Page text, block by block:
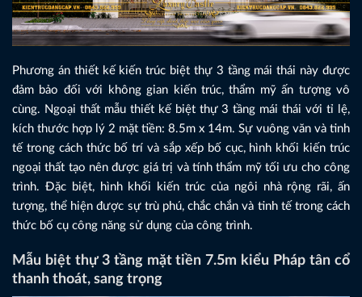
Phương án thiết kế kiến trúc biệt thự 3 tầng mái thái này được
đảm bảo đối với không gian kiến trúc, thẩm mỹ ấn tượng vô
cùng. Ngoại thất mẫu thiết kế biệt thự 3 tầng mái thái với tỉ lệ,
kích thước hợp lý 2 mặt tiền: 8.5m x 14m. Sự vuông văn và tinh
tế trong cách thức bố trí và sắp xếp bố cục, hình khối kiến trúc
ngoại thất tạo nên được giá trị và tính thẩm mỹ tối ưu cho công
trình. Đặc biệt, hình khối kiến trúc của ngôi nhà rộng rãi, ấn
tượng, thể hiện được sự trù phú, chắc chắn và tinh tế trong cách
thức bố cụ công năng sử dụng của công trình.
Mẫu biệt thự 3 tầng mặt tiền 7.5m kiểu Pháp tân cổ
thanh thoát, sang trọng